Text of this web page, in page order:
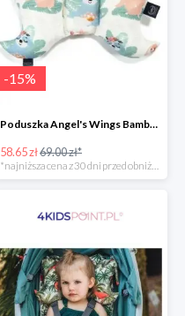
-15%
Poduszka Angel's Wings Bamboo Yoga candy sloths La Millou -15%
58.65 zł69.00 zł*
*najniższa cena z 30 dni przed obniżką